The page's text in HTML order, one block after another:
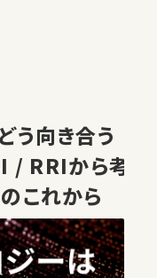
う向き合う
RRIから考
これから